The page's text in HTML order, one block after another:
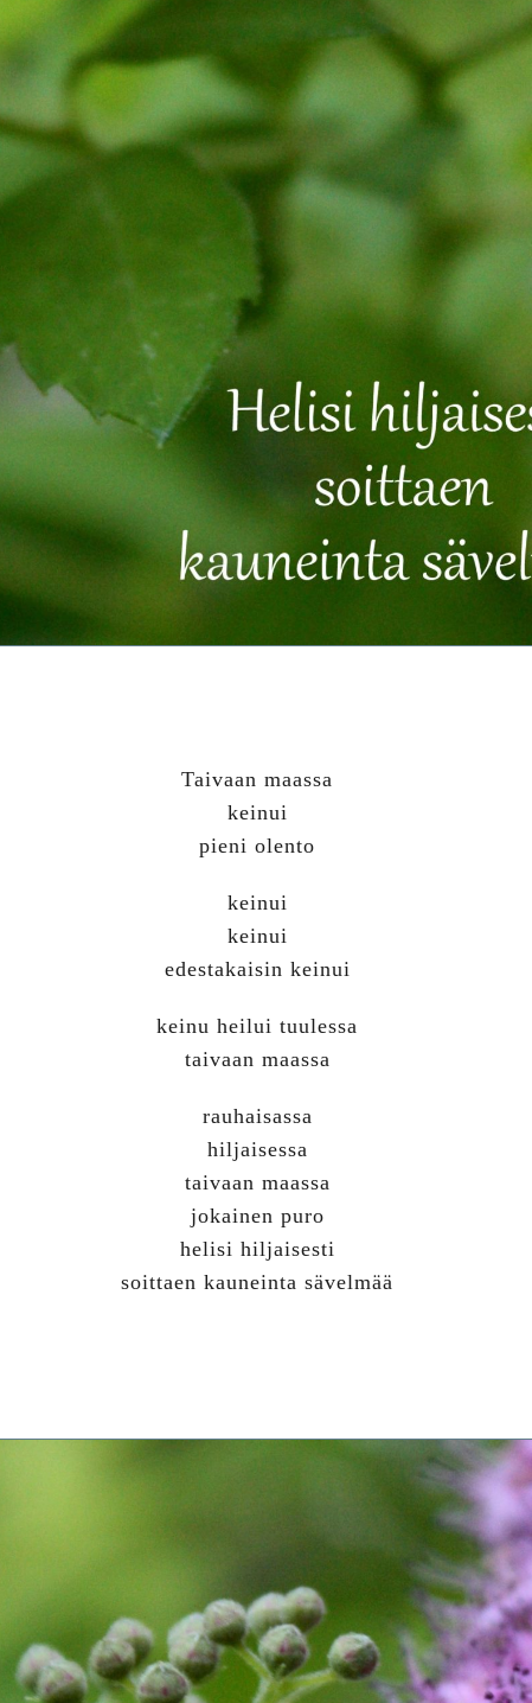
Taivaan maassa
keinui
pieni olento
keinui
keinui
edestakaisin keinui
keinu heilui tuulessa
taivaan maassa
rauhaisassa
hiljaisessa
taivaan maassa
jokainen puro
helisi hiljaisesti
soittaen kauneinta sävelmää